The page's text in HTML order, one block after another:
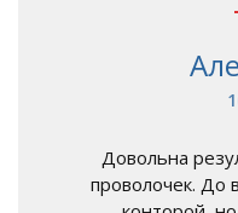
Довольна
проволочек. До